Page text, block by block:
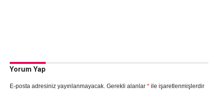
Yorum Yap
E-posta adresiniz yayınlanmayacak. Gerekli alanlar *ile işaretlenmişlerdir